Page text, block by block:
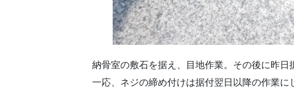
納骨室の敷石を据え、目地作業。その後に昨
一応、ネジの締め付けは据付翌日以降の作業に